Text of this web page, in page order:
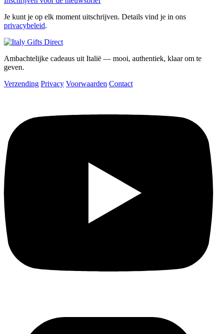
Je kunt je op elk moment uitschrijven. Details vind je in ons
privacybeleid.
Ambachtelijke cadeaus uit Italië — mooi, authentiek, klaar om te
geven.
Verzending Privacy Voorwaarden Contact